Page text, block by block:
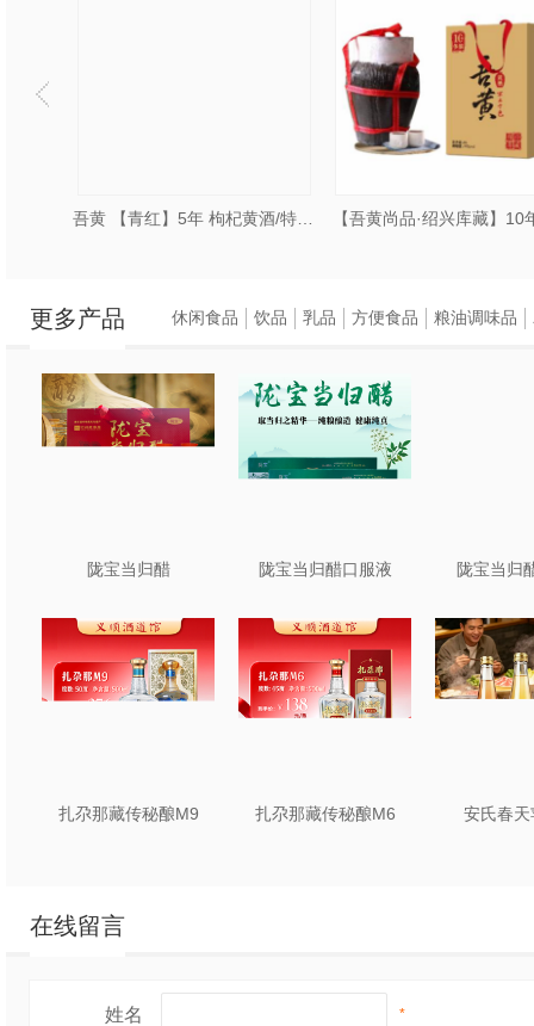
【吾黄尚品·绍兴库藏】10
更多产品
陇宝当归醋 陇宝当归醋口服液 陇宝当归
扎尕那藏传秘酿M9 扎尕那藏传秘酿M6 安氏春天
休闲食品 饮品 乳品 方便食品 粮油调味品
在线留言
姓名 *